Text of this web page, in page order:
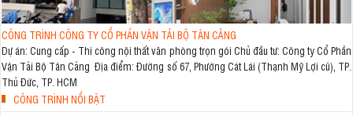
CÔNG TRÌNH CÔNG TY CỔ PHẦN VẬN TẢI BỘ TÂN CẢNG
Dự án: Cung cấp - Thi công nội thất văn phòng trọn gói Chủ đầu tư: Công ty Cổ Phần
Vận Tải Bộ Tân Cảng Địa điểm: Đường số 67, Phường Cát Lái (Thạnh Mỹ Lợi cũ), TP.
Thủ Đức, TP. HCM
CÔNG TRÌNH NỔI BẬT